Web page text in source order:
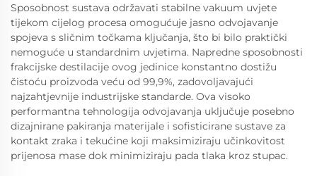
Sposobnost sustava održavati stabilne vakuum uvjete
tijekom cijelog procesa omogućuje jasno odvojavanje
spojeva s sličnim točkama ključanja, što bi bilo praktički
nemoguće u standardnim uvjetima. Napredne sposobnosti
frakcijske destilacije ovog jedinice konstantno dostižu
čistoću proizvoda veću od 99,9%, zadovoljavajući
najzahtjevnije industrijske standarde. Ova visoko
performantna tehnologija odvojavanja uključuje posebno
dizajnirane pakiranja materijale i sofisticirane sustave za
kontakt zraka i tekućine koji maksimiziraju učinkovitost
prijenosa mase dok minimiziraju pada tlaka kroz stupac.